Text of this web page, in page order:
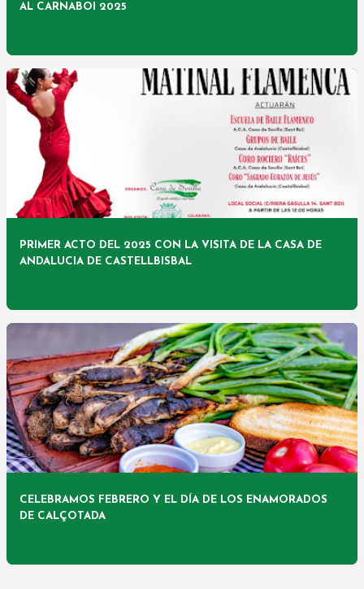
AL CARNABOI 2025
PRIMER ACTO DEL 2025 CON LA VISITA DE LA CASA DE
ANDALUCIA DE CASTELLBISBAL
CELEBRAMOS FEBRERO Y EL DÍA DE LOS ENAMORADOS
DE CALÇOTADA